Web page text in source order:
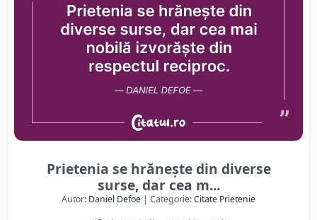
Prietenia se hrănește din diverse
surse, dar cea m...
Autor: Daniel Defoe | Categorie:Citate Prietenie